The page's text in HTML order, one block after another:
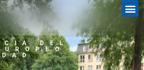
DEL
DE